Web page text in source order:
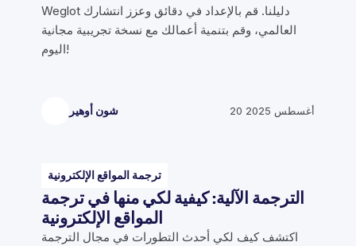
Weglot دليلنا. قم بالإعداد في دقائق وعزز انتشارك
العالمي، وقم بتنمية أعمالك مع نسخة تجريبية مجانية
اليوم!
شون أوهير 20 أغسطس 2025
ترجمة المواقع الإلكترونية
الترجمة الآلية: كيفية لكي منها في ترجمة
المواقع الإلكترونية
اكتشف كيف لكي أحدث التطورات في مجال الترجمة